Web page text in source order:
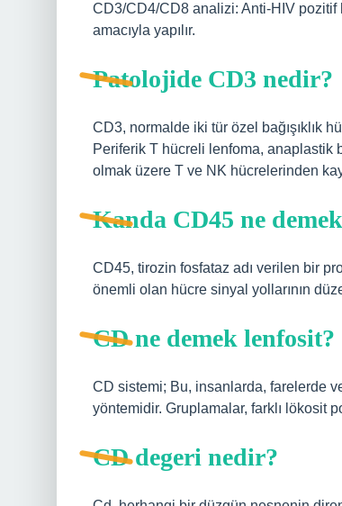
CD3/CD4/CD8 analizi: Anti-HIV pozitif
amacıyla yapılır.
Patolojide CD3 nedir?
CD3, normalde iki tür özel bağışıklık
Periferik T hücreli lenfoma, anaplastik
olmak üzere T ve NK hücrelerinden
Kanda CD45 ne
CD45, tirozin fosfataz adı verilen bir
önemli olan hücre sinyal yollarının
CD ne demek lenfosit?
CD sistemi; Bu, insanlarda, farelerde
yöntemidir. Gruplamalar, farklı lökosit
CD degeri nedir?